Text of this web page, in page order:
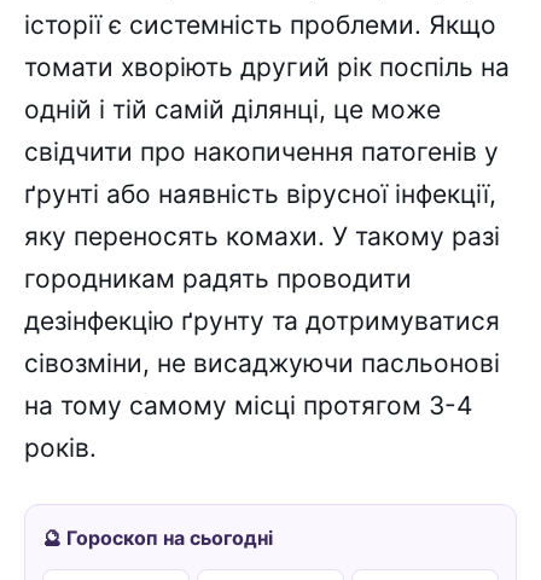
історії є системність проблеми. Якщо
томати хворіють другий рік поспіль на
одній і тій самій ділянці, це може
свідчити про накопичення патогенів у
ґрунті або наявність вірусної інфекції,
яку переносять комахи. У такому разі
городникам радять проводити
дезінфекцію ґрунту та дотримуватися
сівозміни, не висаджуючи пасльонові
на тому самому місці протягом 3-4
років.
🔮 Гороскоп на сьогодні